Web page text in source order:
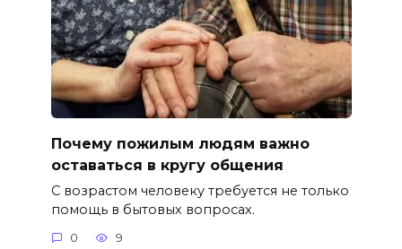
Почему пожилым людям важно
оставаться в кругу общения
С возрастом человеку требуется не только
помощь в бытовых вопросах.
0 9